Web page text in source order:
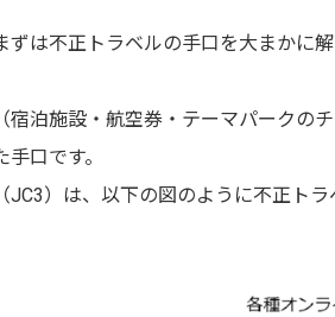
は不正トラベルの手口を大まかに解
宿泊施設・航空券・テーマパークの
口です。
JC3）は、以下の図のように不正ト